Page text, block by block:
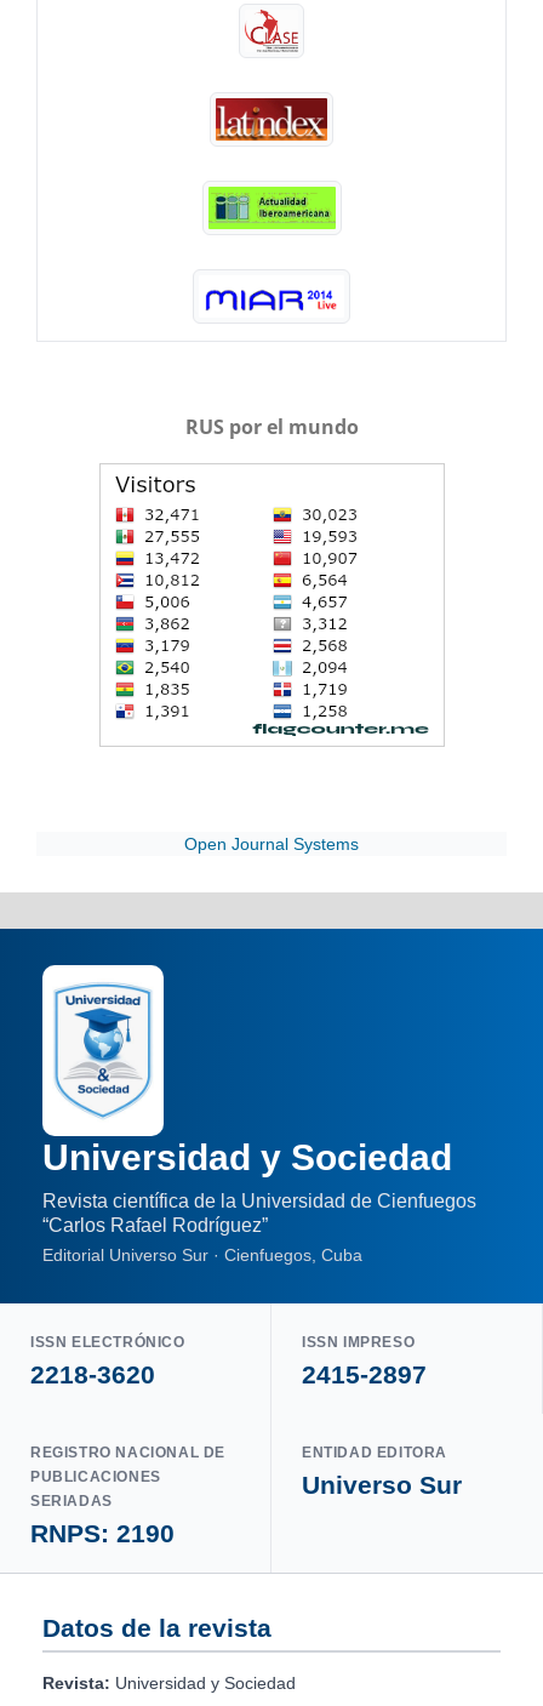
RUS por el mundo
Open Journal Systems
Universidad y Sociedad
Revista científica de la Universidad de Cienfuegos
“Carlos Rafael Rodríguez”
Editorial Universo Sur · Cienfuegos, Cuba
ISSN ELECTRÓNICO
2218-3620
ISSN IMPRESO
2415-2897
REGISTRO NACIONAL DE
PUBLICACIONES
SERIADAS
RNPS: 2190
ENTIDAD EDITORA
Universo Sur
Datos de la revista
Revista: Universidad y Sociedad